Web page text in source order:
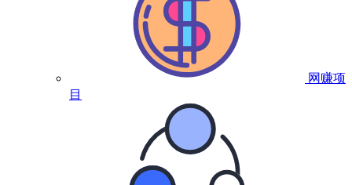
网赚项
目